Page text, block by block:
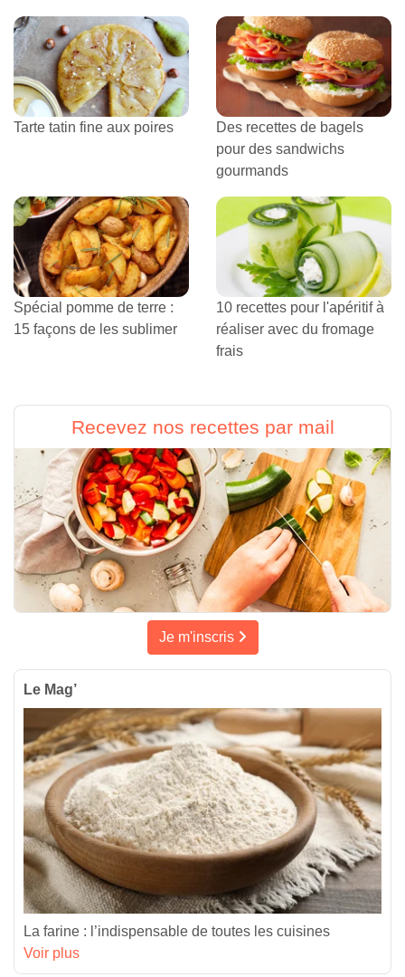
Tarte tatin fine aux poires
Des recettes de bagels
pour des sandwichs
gourmands
Spécial pomme de terre :
15 façons de les sublimer
10 recettes pour l'apéritif à
réaliser avec du fromage
frais
Recevez nos recettes par mail
Je m'inscris
Le Mag’
La farine : l’indispensable de toutes les cuisines
Voir plus